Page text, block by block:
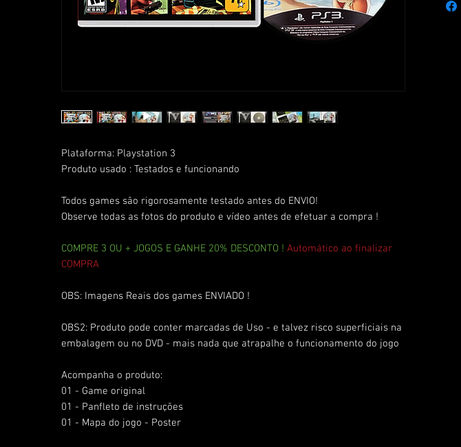
Plataforma: Playstation 3
Produto usado : Testados e funcionando
Todos games são rigorosamente testado antes do ENVIO!
Observe todas as fotos do produto e vídeo antes de efetuar a compra !
COMPRE 3 OU + JOGOS E GANHE 20% DESCONTO ! Automático ao finalizar
COMPRA
OBS: Imagens Reais dos games ENVIADO !
OBS2: Produto pode conter marcadas de Uso - e talvez risco superficiais na
embalagem ou no DVD - mais nada que atrapalhe o funcionamento do jogo
Acompanha o produto:
01 - Game original
01 - Panfleto de instruções
01 - Mapa do jogo - Poster